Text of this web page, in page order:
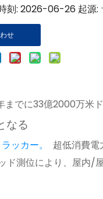
刻: 2026-06-26 起源:
せ
でに33億2000万米
なる
ッカー。
超低消費
測位により、屋内/